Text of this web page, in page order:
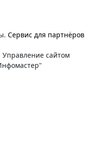
Сервис для партнёров
Управление сайтом